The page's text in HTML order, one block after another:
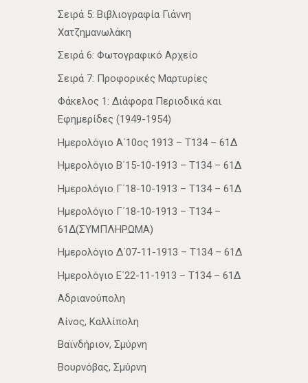
Σειρά 5: Βιβλιογραφία Γιάννη
Χατζημανωλάκη
Σειρά 6: Φωτογραφικό Αρχείο
Σειρά 7: Προφορικές Μαρτυρίες
Φάκελος 1: Διάφορα Περιοδικά και
Εφημερίδες (1949-1954)
Ημερολόγιο Α΄10ος 1913 – Τ134 – 61Δ
Ημερολόγιο Β΄15-10-1913 – Τ134 – 61Δ
Ημερολόγιο Γ΄18-10-1913 – Τ134 – 61Δ
Ημερολόγιο Γ΄18-10-1913 – Τ134 –
61Δ(ΣΥΜΠΛΗΡΩΜΑ)
Ημερολόγιο Δ΄07-11-1913 – Τ134 – 61Δ
Ημερολόγιο Ε΄22-11-1913 – Τ134 – 61Δ
Αδριανούπολη
Αίνος, Καλλίπολη
Βαϊνδήριον, Σμύρνη
Βουρνόβας, Σμύρνη